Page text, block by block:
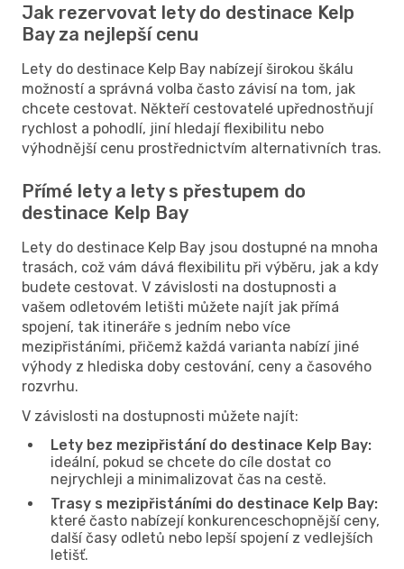
Jak rezervovat lety do destinace Kelp
Bay za nejlepší cenu
Lety do destinace Kelp Bay nabízejí širokou škálu
možností a správná volba často závisí na tom, jak
chcete cestovat. Někteří cestovatelé upřednostňují
rychlost a pohodlí, jiní hledají flexibilitu nebo
výhodnější cenu prostřednictvím alternativních tras.
Přímé lety a lety s přestupem do
destinace Kelp Bay
Lety do destinace Kelp Bay jsou dostupné na mnoha
trasách, což vám dává flexibilitu při výběru, jak a kdy
budete cestovat. V závislosti na dostupnosti a
vašem odletovém letišti můžete najít jak přímá
spojení, tak itineráře s jedním nebo více
mezipřistáními, přičemž každá varianta nabízí jiné
výhody z hlediska doby cestování, ceny a časového
rozvrhu.
V závislosti na dostupnosti můžete najít:
Lety bez mezipřistání do destinace Kelp Bay:
ideální, pokud se chcete do cíle dostat co
nejrychleji a minimalizovat čas na cestě.
Trasy s mezipřistáními do destinace Kelp Bay:
které často nabízejí konkurenceschopnější ceny,
další časy odletů nebo lepší spojení z vedlejších
letišť.